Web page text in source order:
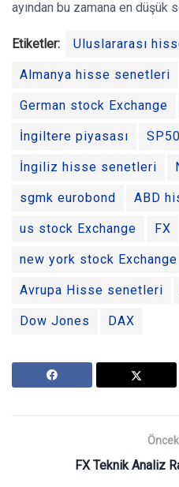
ayından bu zamana en düşük
Etiketler: Uluslararası
Almanya hisse senetleri
German stock Exchange
İngiltere piyasası
İngiliz hisse senetleri
sgmk eurobond ABD
us stock Exchange FX
new york stock Exchange
Avrupa Hisse senetleri
Dow Jones DAX
FX Teknik Analiz